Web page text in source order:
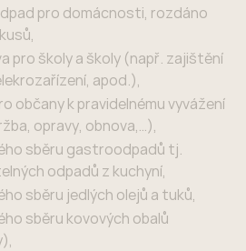
pro domácnosti, rozdáno
pro školy a školy (např. zajištění
apod.),
občany k pravidelnému vyvážení
opravy, obnova,…),
sběru gastroodpadů tj.
odpadů z kuchyní,
sběru jedlých olejů a tuků,
sběru kovových obalů